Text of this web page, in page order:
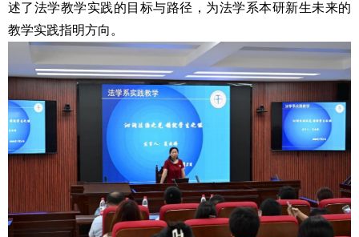
述了法学教学实践的目标与路径，为法学系本研新生未来的
教学实践指明方向。